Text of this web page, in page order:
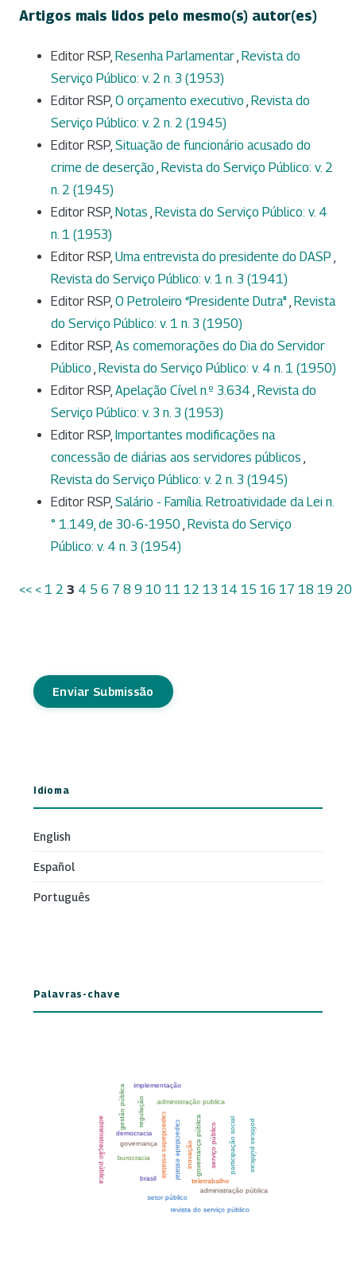
Artigos mais lidos pelo mesmo(s) autor(es)
Editor RSP, Resenha Parlamentar, Revista do
Serviço Público: v. 2 n. 3 (1953)
Editor RSP, O orçamento executivo , Revista do
Serviço Público: v. 2 n. 2 (1945)
Editor RSP, Situação de funcionário acusado do
crime de deserção , Revista do Serviço Público: v. 2
n. 2 (1945)
Editor RSP, Notas , Revista do Serviço Público: v. 4
n. 1 (1953)
Editor RSP, Uma entrevista do presidente do DASP ,
Revista do Serviço Público: v. 1 n. 3 (1941)
Editor RSP, O Petroleiro “Presidente Dutra" , Revista
do Serviço Público: v. 1 n. 3 (1950)
Editor RSP, As comemorações do Dia do Servidor
Público , Revista do Serviço Público: v. 4 n. 1 (1950)
Editor RSP, Apelação Cível n.º 3.634 , Revista do
Serviço Público: v. 3 n. 3 (1953)
Editor RSP, Importantes modificações na
concessão de diárias aos servidores públicos ,
Revista do Serviço Público: v. 2 n. 3 (1945)
Editor RSP, Salário - Família. Retroatividade da Lei n.
° 1.149, de 30-6-1950 , Revista do Serviço
Público: v. 4 n. 3 (1954)
<< < 1 2 3 4 5 6 7 8 9 10 11 12 13 14 15 16 17 18 19 20
Enviar Submissão
Idioma
English
Español
Português
Palavras-chave